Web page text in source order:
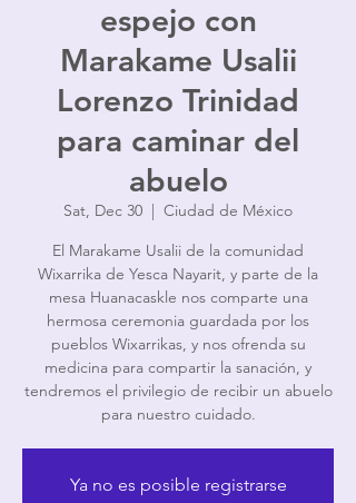
espejo con
Marakame Usalii
Lorenzo Trinidad
para caminar del
abuelo
Sat, Dec 30
  |
Ciudad de México
El Marakame Usalii de la comunidad
Wixarrika de Yesca Nayarit, y parte de la
mesa Huanacaskle nos comparte una
hermosa ceremonia guardada por los
pueblos Wixarrikas, y nos ofrenda su
medicina para compartir la sanación, y
tendremos el privilegio de recibir un abuelo
para nuestro cuidado.
Ya no es posible registrarse